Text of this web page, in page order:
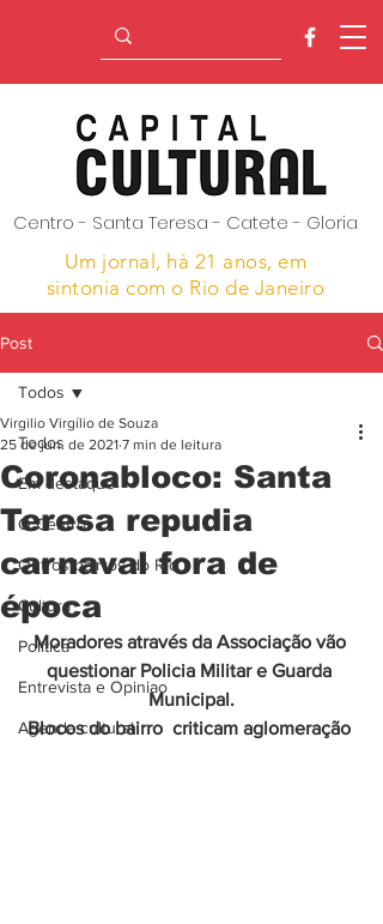
Centro - Santa Teresa - Catete - Gloria
Um jornal, hà 21 anos, em
sintonia com o Rio de Janeiro
Post
Todos
Em destaque
O Centro
Outros bairros do Rio
Cultura
Politica
Entrevista e Opiniao
Agenda cultural
Todos
Coronabloco: Santa
Teresa repudia
carnaval fora de
época
Virgilio Virgílio de Souza
25 de jun. de 2021 7 min de leitura
Moradores através da Associação vão
questionar Policia Militar e Guarda
Municipal.
Blocos do bairro  criticam aglomeração